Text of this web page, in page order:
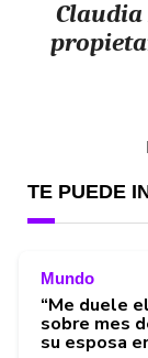
TE PUEDE
Mundo
“Me duele
sobre mes
su esposa